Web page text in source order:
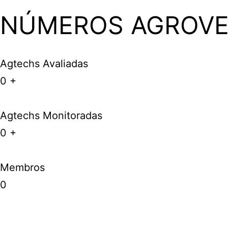
NÚMEROS
Agtechs Avaliadas
0 +
Agtechs Monitoradas
0 +
Membros
0